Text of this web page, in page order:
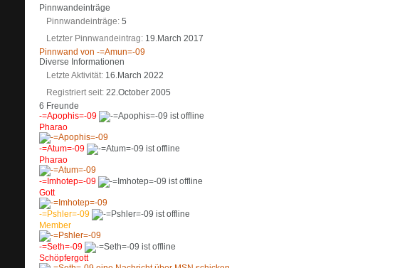
Pinnwandeinträge
Pinnwandeinträge 5
Letzter Pinnwandeintrag 19.March 2017
Pinnwand von -=Amun=-09
Diverse Informationen
Letzte Aktivität 16.March 2022
Registriert seit 22.October 2005
6 Freunde
-=Apophis=-09
Pharao
-=Atum=-09
Pharao
-=Imhotep=-09
Gott
-=Pshler=-09
Member
-=Seth=-09
Schöpfergott